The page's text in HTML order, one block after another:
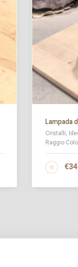
Lampada
Cristalli,
Raggio
€